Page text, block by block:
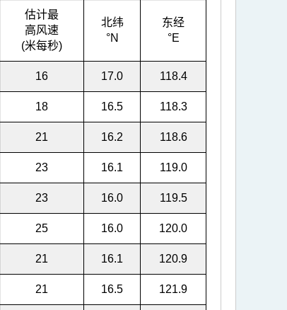
估计最
高风速
(米每秒)
北纬
°N
东经
°E
16 17.0 118.4
18 16.5 118.3
21 16.2 118.6
23 16.1 119.0
23 16.0 119.5
25 16.0 120.0
21 16.1 120.9
21 16.5 121.9